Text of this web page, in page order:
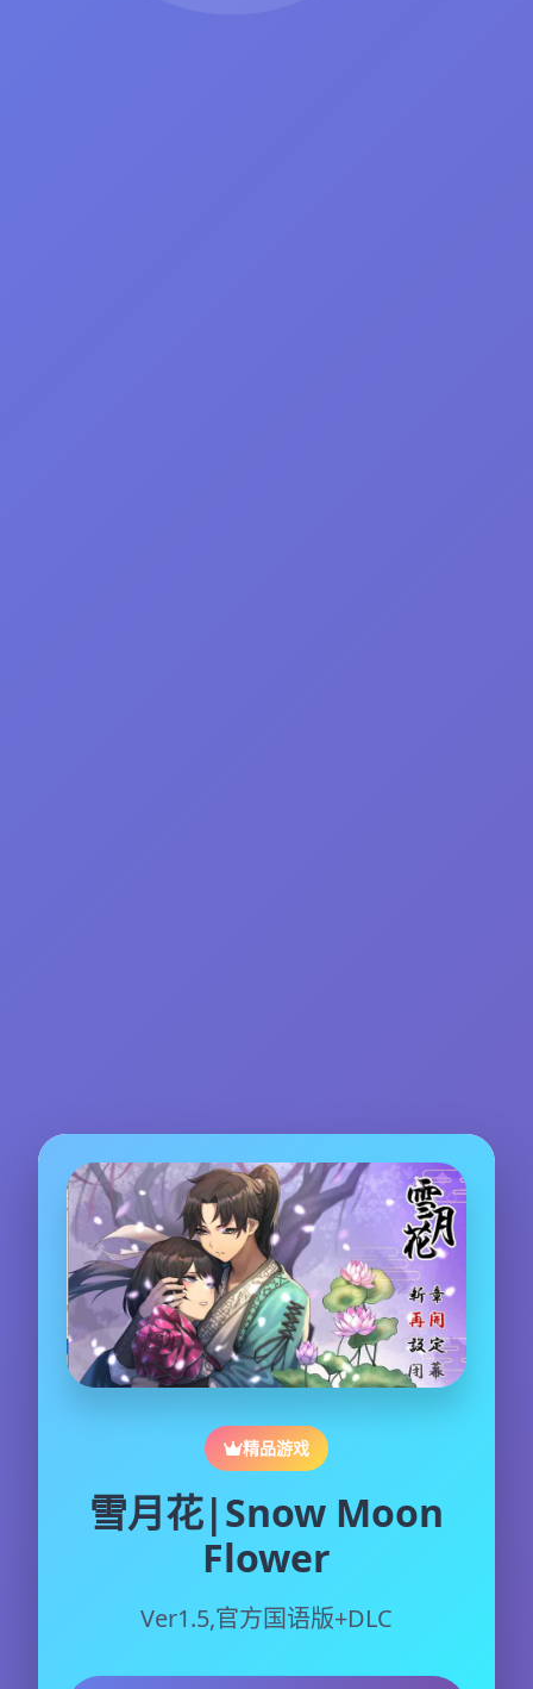
精品游戏
雪月花|Snow Moon
Flower
Ver1.5,官方国语版+DLC